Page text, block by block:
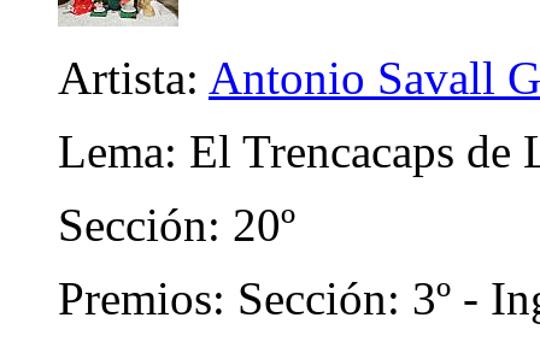
Artista: Antonio Savall
Lema: El Trencacaps de
Sección: 20º
Premios: Sección: 3º -